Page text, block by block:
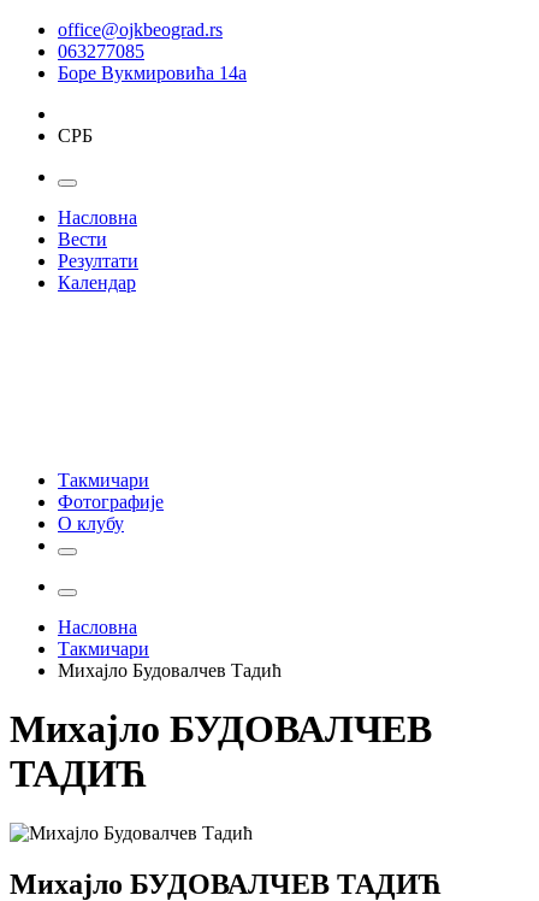
office@ojkbeograd.rs
063277085
Боре Вукмировића 14а
СРБ
Насловна
Вести
Резултати
Календар
Такмичари
Фотографије
О клубу
Насловна
Такмичари
Михајло Будовалчев Тадић
Михајло БУДОВАЛЧЕВ
ТАДИЋ
Михајло БУДОВАЛЧЕВ ТАДИЋ